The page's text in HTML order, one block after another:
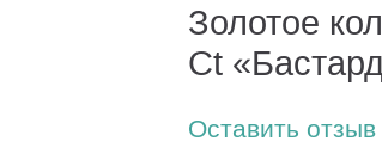
Золотое
Ct
Оставить отзыв